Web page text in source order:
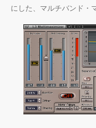
にした、マルチバンド・